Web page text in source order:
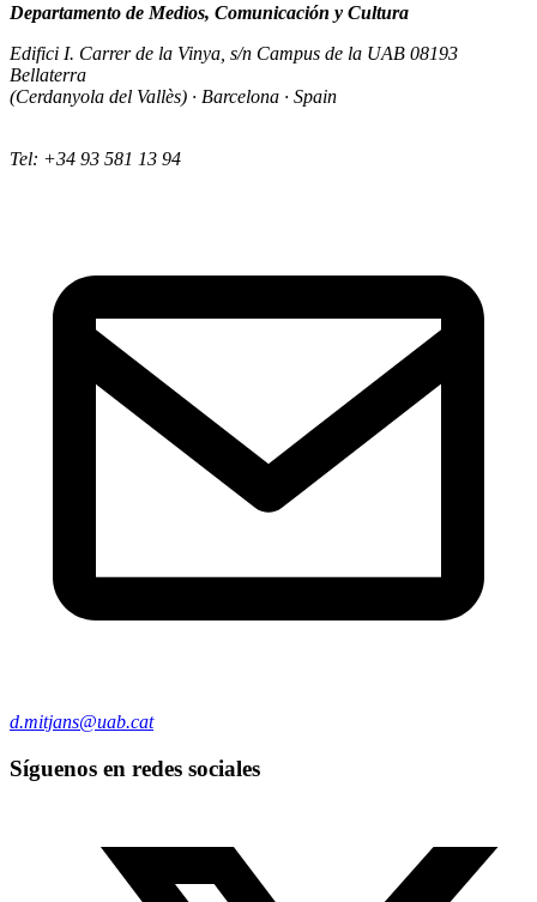
Departamento de Medios, Comunicación y Cultura
Edifici I. Carrer de la Vinya, s/n Campus de la UAB 08193
Bellaterra
(Cerdanyola del Vallès) · Barcelona · Spain
Tel: +34 93 581 13 94
d.mitjans@uab.cat
Síguenos en redes sociales